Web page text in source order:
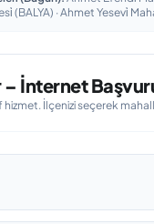
(BALYA) · Ahmet Yesevi̇
– İnternet
İlçenizi seçerek